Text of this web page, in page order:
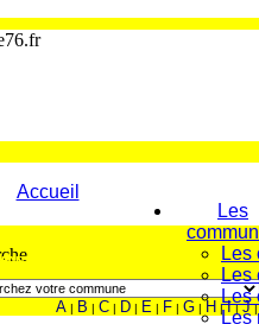
Accueil
Les
Les
Les
Les
Les
FAITES VOTRE RECHERCHE
A | B | C | D | E | F | G | H | I | J |